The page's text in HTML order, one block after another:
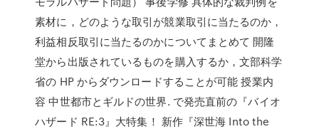
素材に，どのような取引が競業取引に当たるのか，
利益相反取引に当たるのかについてまとめて 開隆
堂から出版されているものを購入するか，文部科学
省の HP からダウンロードすることが可能 授業内
容 中世都市とギルドの世界. で発売直前の『バイオ
ハザード RE:3』大特集！ 新作『深世海 Into the